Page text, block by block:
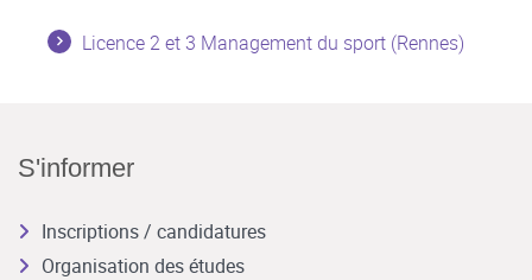
Licence 2 et 3 Management du sport (Rennes)
S'informer
Inscriptions / candidatures
Organisation des études